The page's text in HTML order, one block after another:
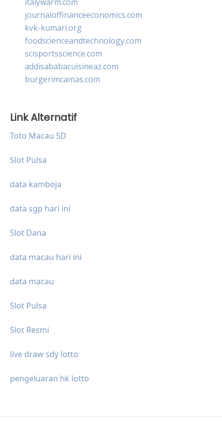
journaloffinanceeconomics.com
kvk-kumari.org
foodscienceandtechnology.com
scisportsscience.com
addisababacuisineaz.com
burgerimcamas.com
Link Alternatif
Toto Macau 5D
Slot Pulsa
data kamboja
data sgp hari ini
Slot Dana
data macau hari ini
data macau
Slot Pulsa
Slot Resmi
live draw sdy lotto
pengeluaran hk lotto